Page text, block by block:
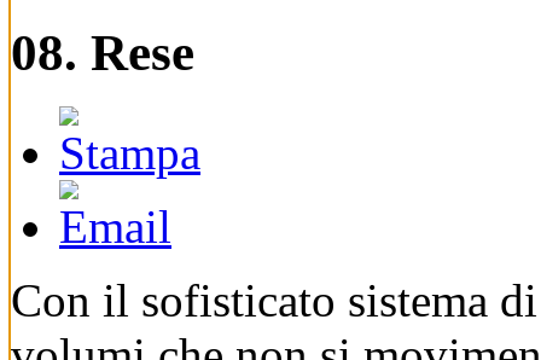
08. Rese
Con il sofisticato sistema